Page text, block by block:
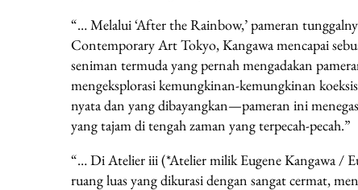
“… Melalui ‘After the Rainbow,’ pameran
Contemporary Art Tokyo, Kangawa mencapai
seniman termuda yang pernah mengadakan
mengeksplorasi kemungkinan-kemungkinan
nyata dan yang dibayangkan—pameran ini
yang tajam di tengah zaman yang terpecah-pecah.”
“… Di Atelier iii (*Atelier milik Eugene Kangawa /
ruang luas yang dikurasi dengan sangat cermat,